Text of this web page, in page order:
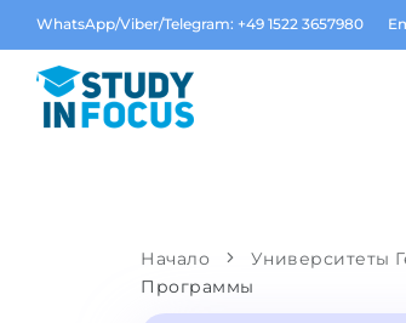
WhatsApp/Viber/Telegram: +49 1522 3657980
Начало Университеты
Программы